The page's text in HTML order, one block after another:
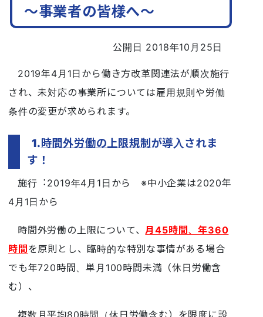
行政 まちづくり
～事業者の皆様へ～
公開日 2018年10月25日
2019年4月1日から働き方改革関連法が順次施行
され、未対応の事業所については雇用規則や労働
条件の変更が求められます。
1.時間外労働の上限規制が導入されま
す！
施行︓2019年4月1日から ※中小企業は2020年
4月1日から
時間外労働の上限について、 月45時間、年360
時間を原則とし、臨時的な特別な事情がある場合
でも年720時間、単月100時間未満（休日労働含
む）、
複数月平均80時間（休日労働含む）を限度に設